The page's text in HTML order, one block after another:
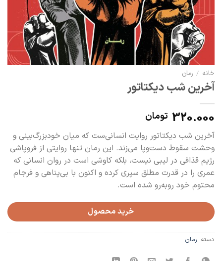
خانه / رمان
آخرین شب دیکتاتور
320.000 تومان
آخرین شب دیکتاتور روایت انسانی‌ست که میان خودبزرگ‌بینی و
وحشت سقوط دست‌وپا می‌زند. این رمان تنها روایتی از فروپاشی
رژیم قذافی در لیبی نیست، بلکه کاوشی است در روان انسانی که
عمری را در قدرت مطلق سپری کرده و اکنون با بی‌پناهی و فرجام
محتوم خود روبه‌رو شده است.
خرید محصول
دسته: رمان